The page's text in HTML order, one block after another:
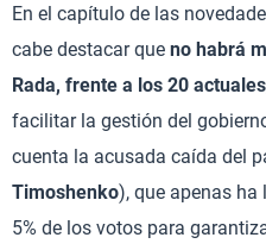
En el capítulo de las
cabe destacar que no habrá
Rada, frente a los 20 actuales
facilitar la gestión del
cuenta la acusada caída del
Timoshenko), que apenas ha
5% de los votos para